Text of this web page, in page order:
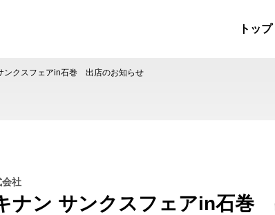
トップ
ンクスフェアin石巻 出店のお知らせ
会社
ナン サンクスフェアin石巻